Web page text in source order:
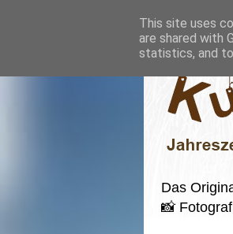
Das
📸
This site uses
are shared with
statistics, and